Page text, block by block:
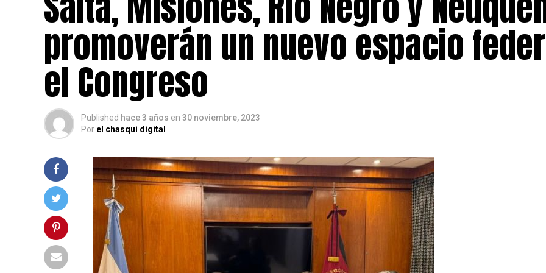
promoverán un nuevo espacio
el Congreso
Published hace 3 años en 30 noviembre, 2023
Por el chasqui digital